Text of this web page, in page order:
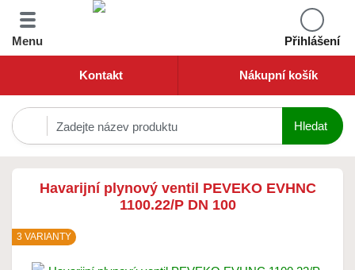
Menu Přihlášení
Kontakt Nákupní košík
Havarijní plynový ventil PEVEKO EVHNC
1100.22/P DN 100
3 VARIANTY